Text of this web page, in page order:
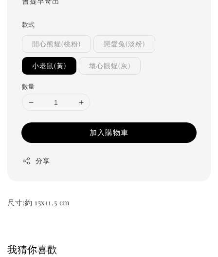
款式
開心熊貓(桃粉) 戀愛兔(淡粉)
小老鼠(黃) 壞心眼貓(灰)
數量
加入購物車
分享
尺寸:約 15x11.5 cm
我猜你喜歡